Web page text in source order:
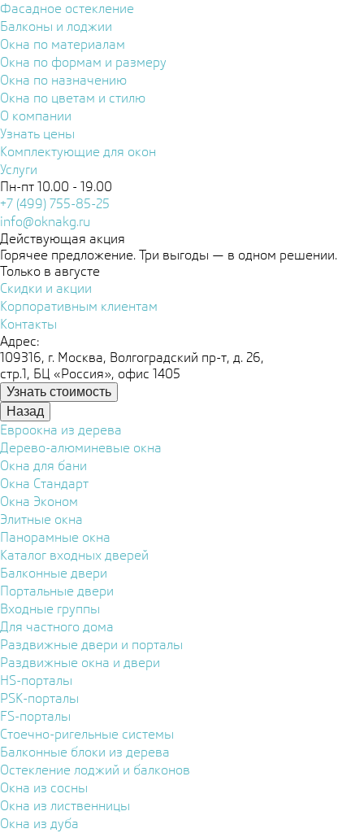
Фасадное остекление
Балконы и лоджии
Окна по материалам
Окна по формам и размеру
Окна по назначению
Окна по цветам и стилю
О компании
Узнать цены
Комплектующие для окон
Услуги
Пн-пт 10.00 - 19.00
+7 (499) 755-85-25
info@oknakg.ru
Действующая акция
Горячее предложение. Три выгоды — в одном решении.
Только в августе
Скидки и акции
Корпоративным клиентам
Контакты
Адрес:
109316, г. Москва, Волгоградский пр-т, д. 26,
стр.1, БЦ «Россия», офис 1405
Узнать стоимость
Назад
Евроокна из дерева
Дерево-алюминевые окна
Окна для бани
Окна Стандарт
Окна Эконом
Элитные окна
Панорамные окна
Каталог входных дверей
Балконные двери
Портальные двери
Входные группы
Для частного дома
Раздвижные двери и порталы
Раздвижные окна и двери
HS-порталы
PSK-порталы
FS-порталы
Стоечно-ригельные системы
Балконные блоки из дерева
Остекление лоджий и балконов
Окна из сосны
Окна из лиственницы
Окна из дуба